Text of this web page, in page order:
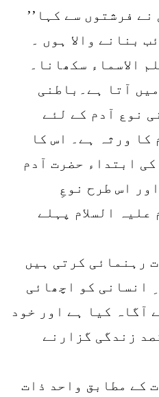
فرشتوں سے کہا’’
بنانے والا ہوں ۔
الاسماء سکھانا۔
آتا ہے۔باطنی
نوع آدم کے لئے
کا ورثہ ہے۔ اس کا
ابتداء حضرت آدم
اس طرح نوعِ
السلام پہلے
رہنمائی کرتی ہیں
انسانی کو اچھائی
آگاہ کیا ہے اور خود
زندگی گزارنے
کے مطابق واحد ذات